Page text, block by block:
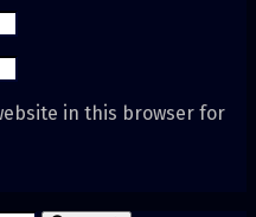
in this browser for